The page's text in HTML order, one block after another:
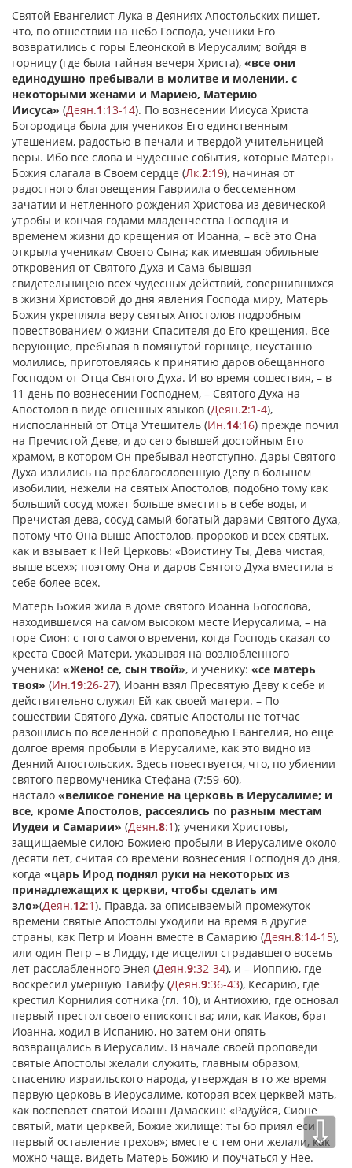
Святой Евангелист Лука в Деяниях Апостольских пишет,
что, по отшествии на небо Господа, ученики Его
возвратились с горы Елеонской в Иерусалим; войдя в
горницу (где была тайная вечеря Христа), «все они
единодушно пребывали в молитве и молении, с
некоторыми женами и Мариею, Материю
Иисуса» (Деян.1:13-14). По вознесении Иисуса Христа
Богородица была для учеников Его единственным
утешением, радостью в печали и твердой учительницей
веры. Ибо все слова и чудесные события, которые Матерь
Божия слагала в Своем сердце (Лк.2:19), начиная от
радостного благовещения Гавриила о бессеменном
зачатии и нетленного рождения Христова из девической
утробы и кончая годами младенчества Господня и
временем жизни до крещения от Иоанна, – всё это Она
открыла ученикам Своего Сына; как имевшая обильные
откровения от Святого Духа и Сама бывшая
свидетельницею всех чудесных действий, совершившихся
в жизни Христовой до дня явления Господа миру, Матерь
Божия укрепляла веру святых Апостолов подробным
повествованием о жизни Спасителя до Его крещения. Все
верующие, пребывая в помянутой горнице, неустанно
молились, приготовляясь к принятию даров обещанного
Господом от Отца Святого Духа. И во время сошествия, – в
11 день по вознесении Господнем, – Святого Духа на
Апостолов в виде огненных языков (Деян.2:1-4),
ниспосланный от Отца Утешитель (Ин.14:16) прежде почил
на Пречистой Деве, и до сего бывшей достойным Его
храмом, в котором Он пребывал неотступно. Дары Святого
Духа излились на преблагословенную Деву в большем
изобилии, нежели на святых Апостолов, подобно тому как
больший сосуд может больше вместить в себе воды, и
Пречистая дева, сосуд самый богатый дарами Святого Духа,
потому что Она выше Апостолов, пророков и всех святых,
как и взывает к Ней Церковь: «Воистину Ты, Дева чистая,
выше всех»; поэтому Она и даров Святого Духа вместила в
себе более всех.
Матерь Божия жила в доме святого Иоанна Богослова,
находившемся на самом высоком месте Иерусалима, – на
горе Сион: с того самого времени, когда Господь сказал со
креста Своей Матери, указывая на возлюбленного
ученика: «Жено! се, сын твой», и ученику: «се матерь
твоя» (Ин.19:26-27), Иоанн взял Пресвятую Деву к себе и
действительно служил Ей как своей матери. – По
сошествии Святого Духа, святые Апостолы не тотчас
разошлись по вселенной с проповедью Евангелия, но еще
долгое время пробыли в Иерусалиме, как это видно из
Деяний Апостольских. Здесь повествуется, что, по убиении
святого первомученика Стефана (7:59-60),
настало «великое гонение на церковь в Иерусалиме; и
все, кроме Апостолов, рассеялись по разным местам
Иудеи и Самарии» (Деян.8:1); ученики Христовы,
защищаемые силою Божиею пробыли в Иерусалиме около
десяти лет, считая со времени вознесения Господня до дня,
когда «царь Ирод поднял руки на некоторых из
принадлежащих к церкви, чтобы сделать им
зло»(Деян.12:1). Правда, за описываемый промежуток
времени святые Апостолы уходили на время в другие
страны, как Петр и Иоанн вместе в Самарию (Деян.8:14-15),
или один Петр – в Лидду, где исцелил страдавшего восемь
лет расслабленного Энея (Деян.9:32-34), и – Иоппию, где
воскресил умершую Тавифу (Деян.9:36-43), Кесарию, где
крестил Корнилия сотника (гл. 10), и Антиохию, где основал
первый престол своего епископства; или, как Иаков, брат
Иоанна, ходил в Испанию, но затем они опять
возвращались в Иерусалим. В начале своей проповеди
святые Апостолы желали служить, главным образом,
спасению израильского народа, утверждая в то же время
первую церковь в Иерусалиме, которая всех церквей мать,
как воспевает святой Иоанн Дамаскин: «Радуйся, Сионе
святый, мати церквей, Божие жилище: ты бо приял еси
первый оставление грехов»; вместе с тем они желали, как
можно чаще, видеть Матерь Божию и поучаться у Нее.
⇩